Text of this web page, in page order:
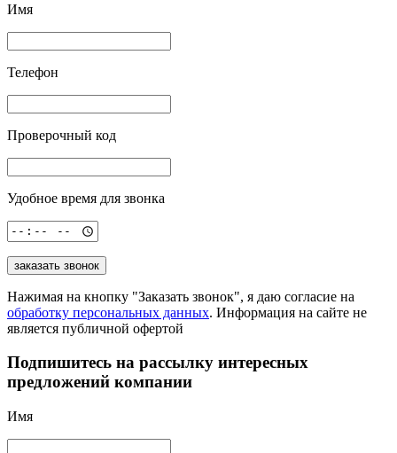
Имя
Телефон
Проверочный код
Удобное время для звонка
заказать звонок
Нажимая на кнопку "Заказать звонок", я даю согласие на
обработку персональных данных. Информация на сайте не
является публичной офертой
Подпишитесь на рассылку интересных
предложений компании
Имя